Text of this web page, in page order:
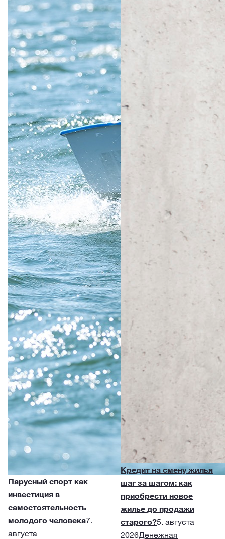
Парусный спорт как
инвестиция в
самостоятельность
молодого человека7.
августа
Кредит на смену жилья
шаг за шагом: как
приобрести новое
жилье до продажи
старого?5. августа
2026Денежная